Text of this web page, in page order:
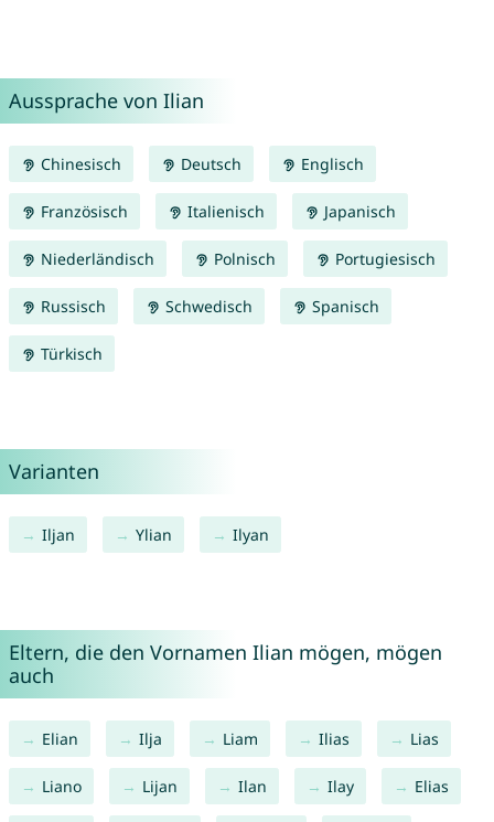
Aussprache von Ilian
Chinesisch Deutsch Englisch
Französisch Italienisch Japanisch
Niederländisch Polnisch Portugiesisch
Russisch Schwedisch Spanisch
Türkisch
Varianten
Iljan Ylian Ilyan
Eltern, die den Vornamen Ilian mögen, mögen
auch
Elian Ilja Liam Ilias Lias
Liano Lijan Ilan Ilay Elias